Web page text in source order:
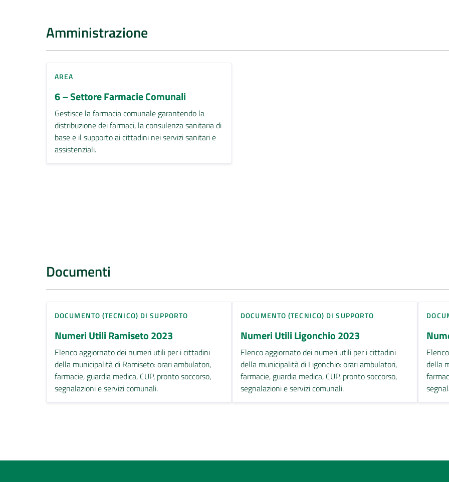
Amministrazione
AREA
6 – Settore Farmacie Comunali
Gestisce la farmacia comunale garantendo la
distribuzione dei farmaci, la consulenza sanitaria di
base e il supporto ai cittadini nei servizi sanitari e
assistenziali.
Documenti
DOCUMENTO (TECNICO) DI SUPPORTO
Numeri Utili Ramiseto 2023
Elenco aggiornato dei numeri utili per i cittadini
della municipalità di Ramiseto: orari ambulatori,
farmacie, guardia medica, CUP, pronto soccorso,
segnalazioni e servizi comunali.
DOCUMENTO (TECNICO) DI SUPPORTO
Numeri Utili Ligonchio 2023
Elenco aggiornato dei numeri utili per i cittadini
della municipalità di Ligonchio: orari ambulatori,
farmacie, guardia medica, CUP, pronto soccorso,
segnalazioni e servizi comunali.
della